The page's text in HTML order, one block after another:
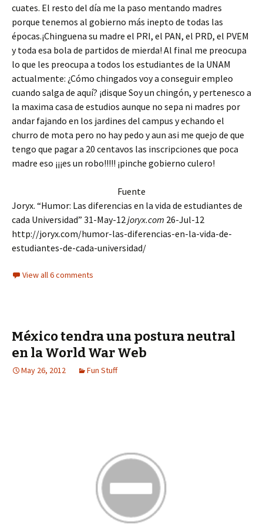
cuates. El resto del día me la paso mentando madres
porque tenemos al gobierno más inepto de todas las
épocas.¡Chinguena su madre el PRI, el PAN, el PRD, el PVEM
y toda esa bola de partidos de mierda! Al final me preocupa
lo que les preocupa a todos los estudiantes de la UNAM
actualmente: ¿Cómo chingados voy a conseguir empleo
cuando salga de aquí? ¡disque Soy un chingón, y pertenesco a
la maxima casa de estudios aunque no sepa ni madres por
andar fajando en los jardines del campus y echando el
churro de mota pero no hay pedo y aun asi me quejo de que
tengo que pagar a 20 centavos las inscripciones que poca
madre eso ¡¡¡es un robo!!!!! ¡pinche gobierno culero!
Fuente
Joryx. “Humor: Las diferencias en la vida de estudiantes de
cada Universidad” 31-May-12joryx.com 26-Jul-12
http://joryx.com/humor-las-diferencias-en-la-vida-de-
estudiantes-de-cada-universidad/
View all 6 comments
México tendra una postura neutral
en la World War Web
May 26, 2012 Fun Stuff